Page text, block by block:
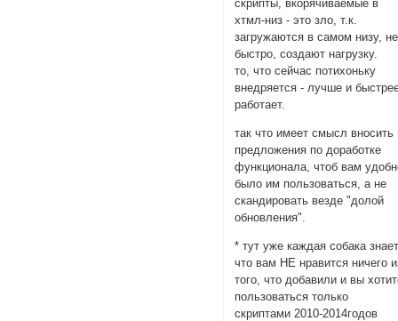
скрипты, вкорячиваемые в
хтмл-низ - это зло, т.к.
загружаются в самом низу, не
быстро, создают нагрузку.
то, что сейчас потихоньку
внедряется - лучше и
работает.
так что имеет смысл вносить
предложения по доработке
функционала, чтоб вам
было им пользоваться, а не
скандировать везде "долой
обновления".
* тут уже каждая собака
что вам НЕ нравится ничего
того, что добавили и вы
пользоваться только
скриптами 2010-2014годов